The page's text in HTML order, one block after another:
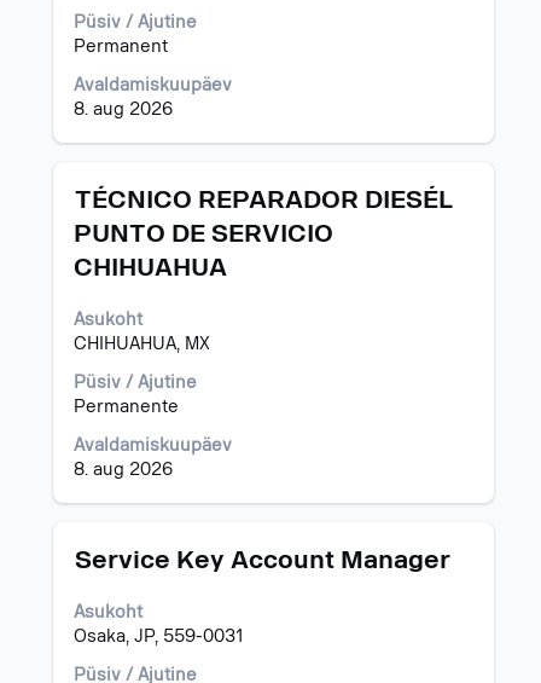
Püsiv / Ajutine
Permanent
Avaldamiskuupäev
8. aug 2026
tühikuklahviga.
Ametinimetus
TÉCNICO REPARADOR DIESÉL
PUNTO DE SERVICIO
CHIHUAHUA
Asukoht
CHIHUAHUA, MX
Püsiv / Ajutine
Permanente
Avaldamiskuupäev
8. aug 2026
Töö
täieliku
sisu
valige
tühikuklahviga.
Ametinimetus
Service Key Account Manager
Asukoht
Osaka, JP, 559-0031
Püsiv / Ajutine
Töö
täieliku
sisu
kuvamiseks
valige